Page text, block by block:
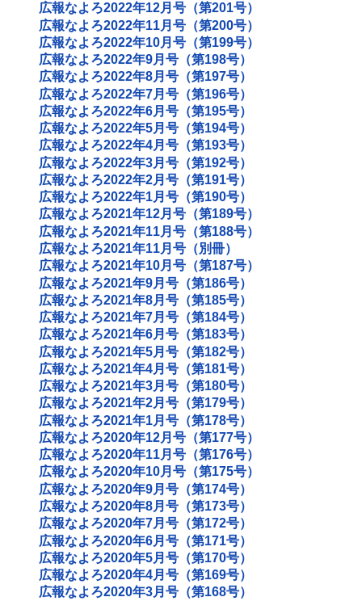
広報なよろ2022年12月号（第201号）
広報なよろ2022年11月号（第200号）
広報なよろ2022年10月号（第199号）
広報なよろ2022年9月号（第198号）
広報なよろ2022年8月号（第197号）
広報なよろ2022年7月号（第196号）
広報なよろ2022年6月号（第195号）
広報なよろ2022年5月号（第194号）
広報なよろ2022年4月号（第193号）
広報なよろ2022年3月号（第192号）
広報なよろ2022年2月号（第191号）
広報なよろ2022年1月号（第190号）
広報なよろ2021年12月号（第189号）
広報なよろ2021年11月号（第188号）
広報なよろ2021年11月号（別冊）
広報なよろ2021年10月号（第187号）
広報なよろ2021年9月号（第186号）
広報なよろ2021年8月号（第185号）
広報なよろ2021年7月号（第184号）
広報なよろ2021年6月号（第183号）
広報なよろ2021年5月号（第182号）
広報なよろ2021年4月号（第181号）
広報なよろ2021年3月号（第180号）
広報なよろ2021年2月号（第179号）
広報なよろ2021年1月号（第178号）
広報なよろ2020年12月号（第177号）
広報なよろ2020年11月号（第176号）
広報なよろ2020年10月号（第175号）
広報なよろ2020年9月号（第174号）
広報なよろ2020年8月号（第173号）
広報なよろ2020年7月号（第172号）
広報なよろ2020年6月号（第171号）
広報なよろ2020年5月号（第170号）
広報なよろ2020年4月号（第169号）
広報なよろ2020年3月号（第168号）